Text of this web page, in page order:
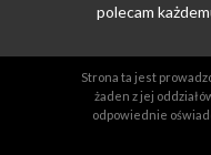
polecam
Strona ta jest
żaden z jej
odpowiednie